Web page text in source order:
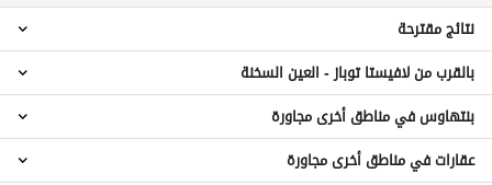
بنتهاوس 2 غرفة نوم للبيع في لافيستا توباز - العين السخنة
بنتهاوس 3 غرف نوم للبيع في لافيستا توباز - العين السخنة
بنتهاوس 4 غرف نوم للبيع في لافيستا توباز - العين السخنة
شاليهات للبيع في لافيستا توباز - العين السخنة
نتائج مقترحة
بنتهاوس للبيع في بلومار الدوم
بنتهاوس للبيع في تلال السخنة
بنتهاوس للبيع في بورتو السخنة
بالقرب من لافيستا توباز - العين السخنة
بنتهاوس للبيع في راس سدر
بنتهاوس في مناطق أخرى مجاورة
عقارات في مناطق أخرى مجاورة